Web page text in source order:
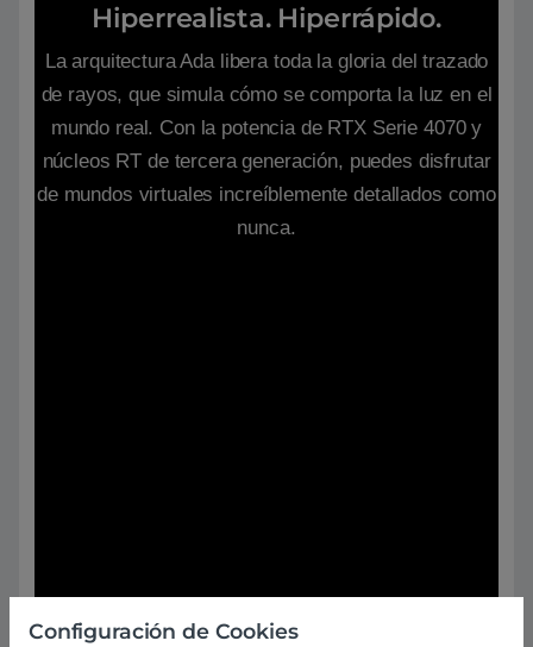
Hiperrealista. Hiperrápido.
La arquitectura Ada libera toda la gloria del trazado
de rayos, que simula cómo se comporta la luz en el
mundo real. Con la potencia de RTX Serie 4070 y
núcleos RT de tercera generación, puedes disfrutar
de mundos virtuales increíblemente detallados como
nunca.
Configuración de Cookies